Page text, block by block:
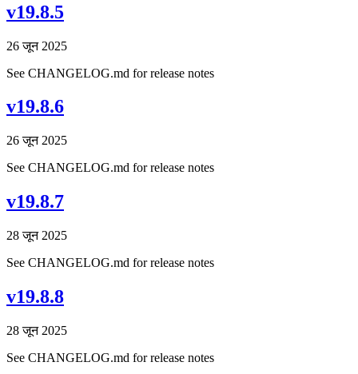
v19.8.5
26 जून 2025
See CHANGELOG.md for release notes
v19.8.6
26 जून 2025
See CHANGELOG.md for release notes
v19.8.7
28 जून 2025
See CHANGELOG.md for release notes
v19.8.8
28 जून 2025
See CHANGELOG.md for release notes